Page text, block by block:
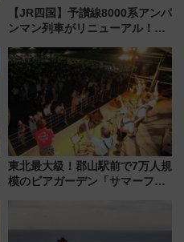
【JR四国】予讃線8000系アンパ
ンマン列車がリニューアル！内
今年12月
東北最大級！郡山駅前で7万人規
模のビアガーデン「サマーフェ